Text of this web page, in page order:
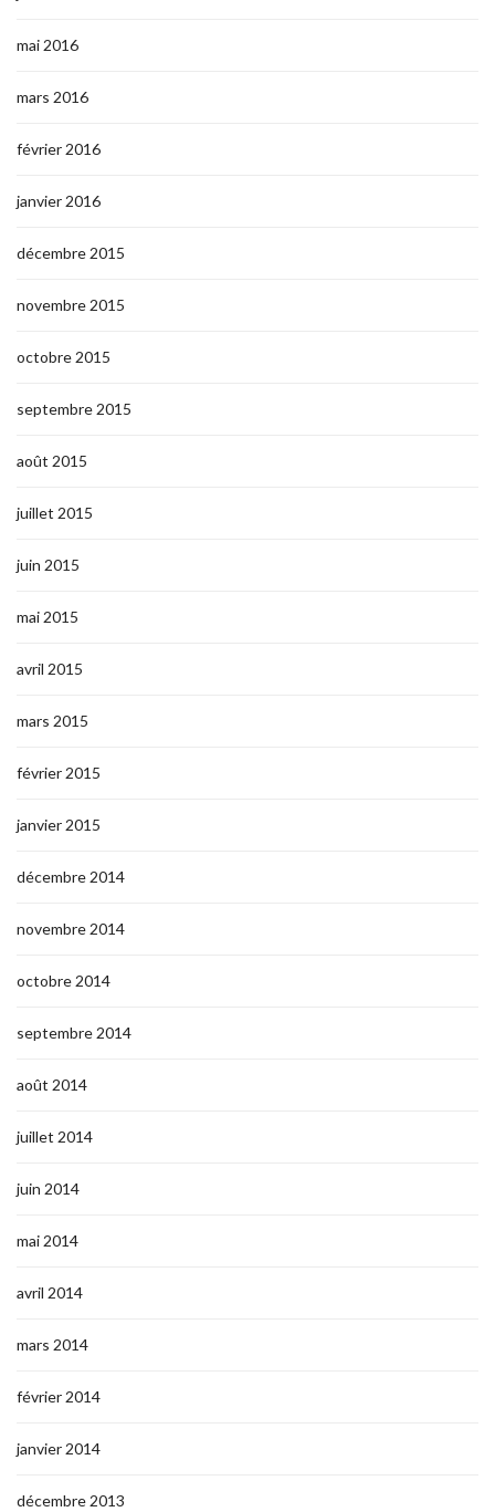
mai 2016
mars 2016
février 2016
janvier 2016
décembre 2015
novembre 2015
octobre 2015
septembre 2015
août 2015
juillet 2015
juin 2015
mai 2015
avril 2015
mars 2015
février 2015
janvier 2015
décembre 2014
novembre 2014
octobre 2014
septembre 2014
août 2014
juillet 2014
juin 2014
mai 2014
avril 2014
mars 2014
février 2014
janvier 2014
décembre 2013